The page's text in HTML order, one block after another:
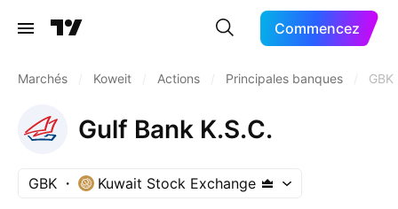
Commencez
Marchés Koweit Actions Principales banques GBK
Gulf Bank K.S.C.
GBK Kuwait Stock Exchange